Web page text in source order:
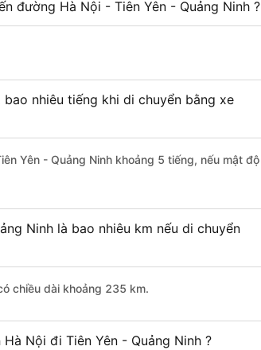
đường Hà Nội - Tiên Yên - Quảng Ninh ?
nhiêu tiếng khi di chuyển bằng xe
Yên - Quảng Ninh khoảng 5 tiếng, nếu mật độ
Ninh là bao nhiêu km nếu di chuyển
chiều dài khoảng 235 km.
Nội đi Tiên Yên - Quảng Ninh ?